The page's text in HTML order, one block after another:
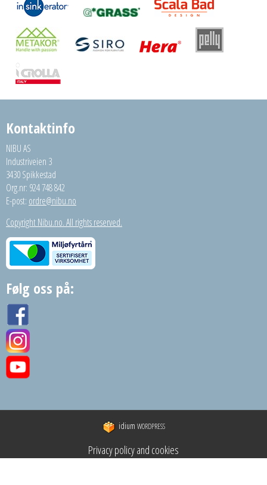
Kontaktinfo
NIBU AS
Industriveien 3
3430 Spikkestad
Org.nr: 924 748 842
E-post: ordre@nibu.no
Copyright Nibu.no. All rights reserved.
Følg oss på:
idium WORDPRESS
Privacy policy and cookies